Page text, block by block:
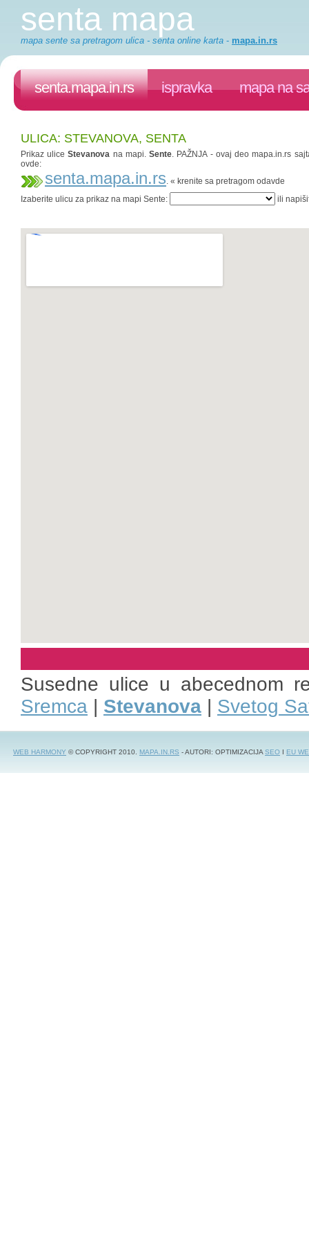
senta mapa
mapa sente sa pretragom ulica - senta online karta - mapa.in.rs
senta.mapa.in.rs ispravka mapa na
ULICA: STEVANOVA, SENTA
Prikaz uliceStevanova na mapi.Sente. PAŽNJA - ovaj deo mapa.in.rs
ovde:
senta.mapa.in.rs. « krenite sa pretragom odavde
Izaberite ulicu za prikaz na mapi Sente:
ili
Susedne ulice u abecednom
Sremca | Stevanova | Svetog
WEB HARMONY © COPYRIGHT 2010. MAPA.IN.RS - AUTORI: OPTIMIZACIJASEO I EU